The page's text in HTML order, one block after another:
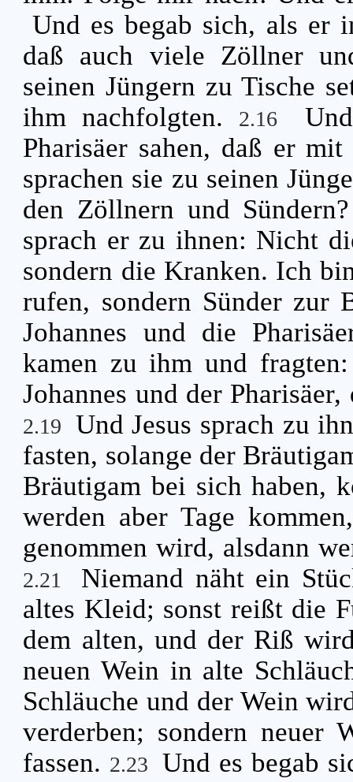
Und es begab sich, als er
daß auch viele Zöllner
seinen Jüngern zu Tische
ihm nachfolgten.
2.16
Pharisäer sahen, daß er
sprachen sie zu seinen
den Zöllnern und
sprach er zu ihnen: Nicht
sondern die Kranken. Ich
rufen, sondern Sünder zur
Johannes und die
kamen zu ihm und
Johannes und der
2.19
Und Jesus sprach zu
fasten, solange der
Bräutigam bei sich haben,
werden aber Tage
genommen wird, alsdann
2.21
Niemand näht ein
altes Kleid; sonst reißt die
dem alten, und der Riß
neuen Wein in alte
Schläuche und der Wein
verderben; sondern neuer
fassen. 2.23
Und es begab